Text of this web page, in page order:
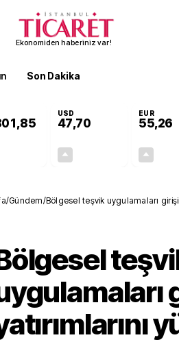
Ekonomiden haberiniz var!
Son Dakika
USD
47,70
EUR
55,26
/Gündem/Bölgesel teşvik uygulamaları